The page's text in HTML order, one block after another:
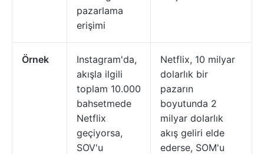
pazarlama
erişimi
Örnek
Instagram'da,
akışla ilgili
toplam 10.000
bahsetmede
Netflix
geçiyorsa,
SOV'u
Netflix, 10 milyar
dolarlık bir
pazarın
boyutunda 2
milyar dolarlık
akış geliri elde
ederse, SOM'u